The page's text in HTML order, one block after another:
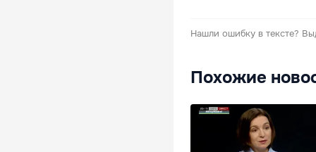
Нашли ошибку в тексте?
Похожие